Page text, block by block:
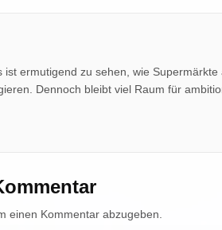
ist ermutigend zu sehen, wie
Dennoch bleibt viel Raum für
einen Kommentar abzugeben.